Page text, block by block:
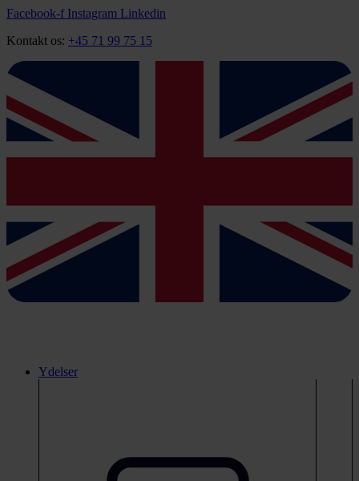
Videre
indhold
Facebook-f Instagram Linkedin
Kontakt os: +45 71 99 75 15
Ydelser